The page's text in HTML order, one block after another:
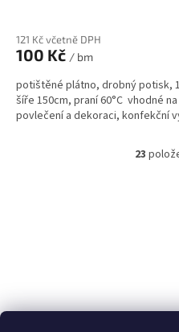
121 Kč včetně DPH
100 Kč / bm
potištěné plátno, drobný potisk,
šíře 150cm, praní 60°C vhodné
povlečení a dekoraci, konfekční
23